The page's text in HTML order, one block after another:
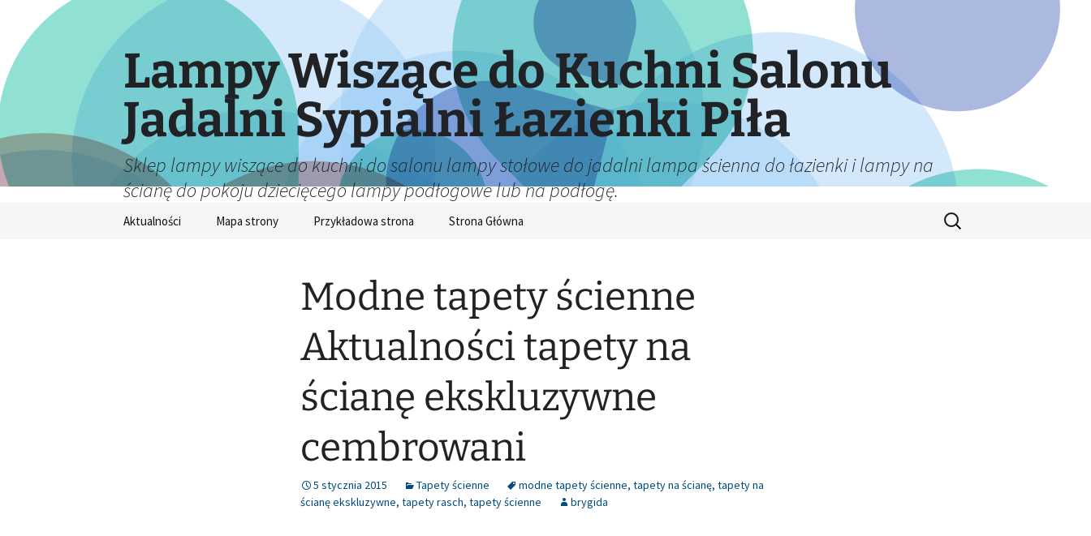
Lampy Wiszące do Kuchni Salonu
Jadalni Sypialni Łazienki Piła
Sklep lampy wiszące do kuchni do salonu lampy stołowe do jadalni lampa ścienna do łazienki i lampy na
ścianę do pokoju dziecięcego lampy podłogowe lub na podłogę.
Aktualności Mapa strony Przykładowa strona Strona Główna
Szukaj:
Modne tapety ścienne
Aktualności tapety na
ścianę ekskluzywne
cembrowani
5 stycznia 2015 Tapety ścienne modne tapety ścienne, tapety na ścianę, tapety na
ścianę ekskluzywne, tapety rasch, tapety ścienne brygida